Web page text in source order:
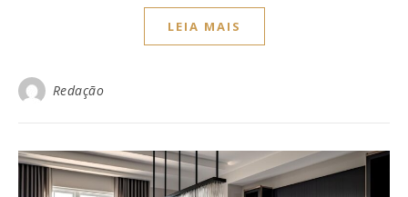
LEIA MAIS
Redação